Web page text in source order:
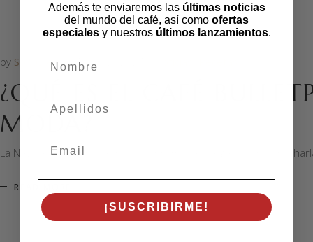
by Sol&Crema 13 mayo 2021
¿QUÉ ES EL CAFÉ
MODA?
La Navidad es la época de las sobremesas, largas tardes de
READ MORE
Además te enviaremos las últimas noticias
del mundo del café, así como ofertas
especialesy nuestros últimos lanzamientos.
¡SUSCRIBIRME!